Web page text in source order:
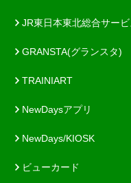
JR東日本東北総合サービ
GRANSTA(グランスタ)
TRAINIART
NewDaysアプリ
NewDays/KIOSK
ビューカード